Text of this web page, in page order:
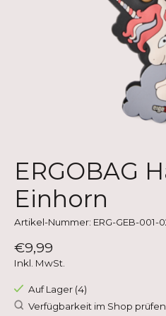
ERGOBAG
Einhorn
Artikel-Nummer: ERG-GEB-001-
€9,99
Inkl. MwSt.
Auf Lager (4)
Verfügbarkeit im Shop prüfen